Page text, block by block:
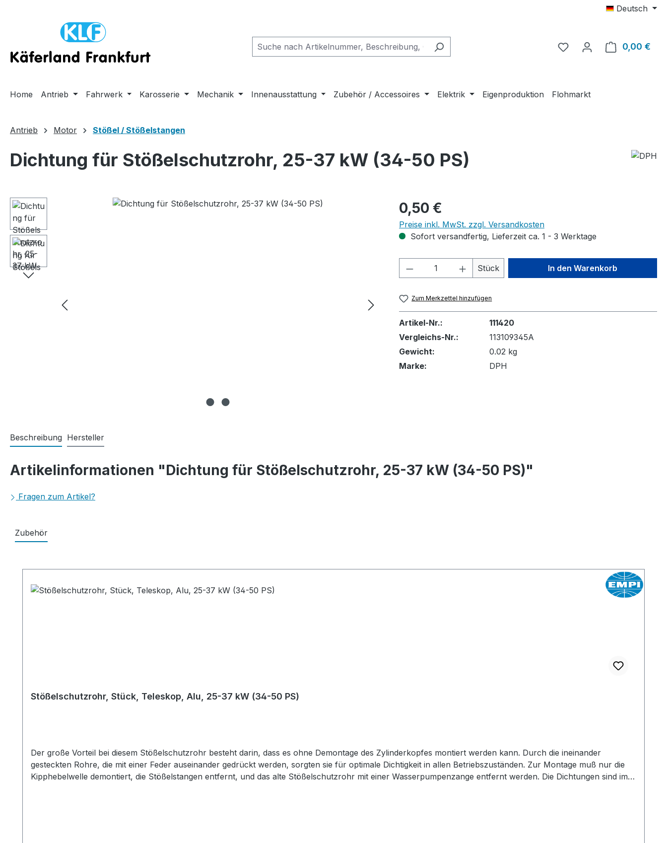
Deutsch
0,00 €
Home Antrieb Fahrwerk Karosserie Mechanik Innenausstattung Zubehör / Accessoires Elektrik Eigenproduktion Flohmarkt
Antrieb Motor Stößel / Stößelstangen
Dichtung für Stößelschutzrohr, 25-37 kW (34-50 PS)
Bildergalerie überspringen Regulärer Preis:
0,50 €
Preise inkl. MwSt. zzgl. Versandkosten
Sofort versandfertig, Lieferzeit ca. 1 - 3 Werktage
Produkt Anzahl: Gib den gewünschten Wert
Stück In den Warenkorb
Zum Merkzettel hinzufügen
Artikel-Nr.:
111420
Vergleichs-Nr.:
113109345A
Gewicht:
0.02 kg
Marke:
DPH
Beschreibung Hersteller
Artikelinformationen "Dichtung für Stößelschutzrohr, 25-37 kW (34-50 PS)"
Fragen zum Artikel?
Zubehör
Stößelschutzrohr, Stück, Teleskop, Alu, 25-37 kW (34-50 PS)
Der große Vorteil bei diesem Stößelschutzrohr besteht darin, dass es ohne Demontage des Zylinderkopfes montiert werden kann. Durch die ineinander
gesteckten Rohre, die mit einer Feder auseinander gedrückt werden, sorgten sie für optimale Dichtigkeit in allen Betriebszuständen. Zur Montage muß nur die
Kipphebelwelle demontiert, die Stößelstangen entfernt, und das alte Stößelschutzrohr mit einer Wasserpumpenzange entfernt werden. Die Dichtungen sind im